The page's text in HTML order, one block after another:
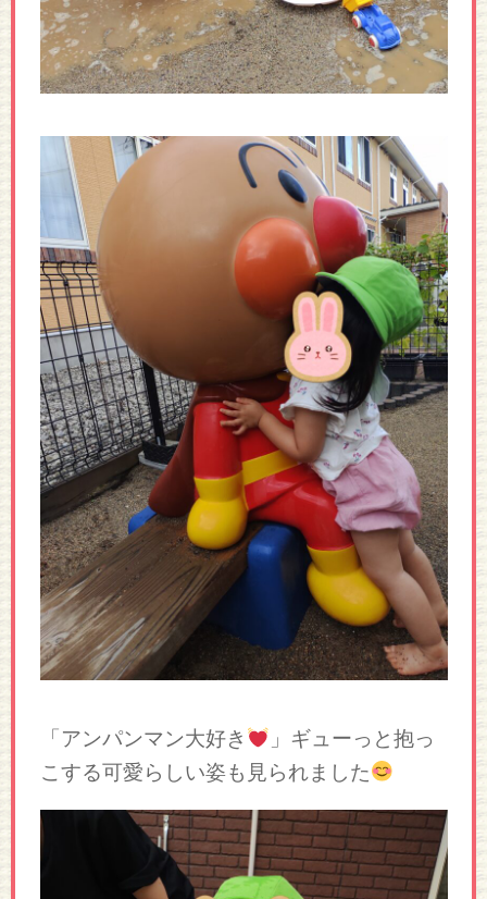
「アンパンマン大好き
」ギューっと抱っ
こする可愛らしい姿も見られました